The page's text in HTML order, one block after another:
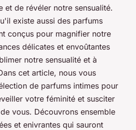
2 min de lecture
et de révéler notre sensualité.
existe aussi des parfums
conçus pour magnifier notre
délicates et envoûtantes
notre sensualité et à
cet article, nous vous
de parfums intimes pour
votre féminité et susciter
vous. Découvrons ensemble
et enivrantes qui sauront